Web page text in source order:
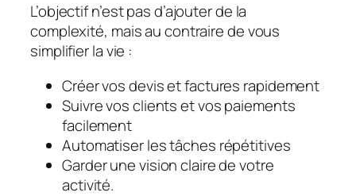
L’objectif n’est pas d’ajouter de la
complexité, mais au contraire de vous
simplifier la vie :
Créer vos devis et factures rapidement
Suivre vos clients et vos paiements
facilement
Automatiser les tâches répétitives
Garder une vision claire de votre
activité.